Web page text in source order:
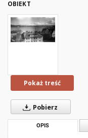
OBIEKT
Pokaż treść
Pobierz
OPIS